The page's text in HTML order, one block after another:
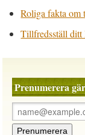
Roliga fakta om
Tillfredsställ ditt
Prenumerera